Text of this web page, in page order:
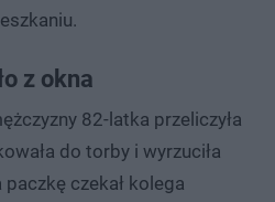
z okna
82-latka przeliczyła
do torby i wyrzuciła
czekał kolega